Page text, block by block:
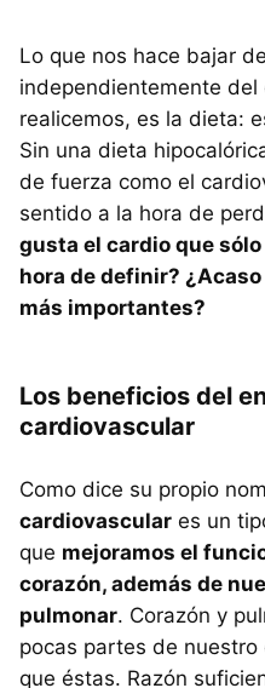
Lo que nos hace bajar
independientemente del
realicemos, es la dieta:
Sin una dieta
de fuerza como el
sentido a la hora de
gusta el cardio que
hora de definir?
más importantes?
Los beneficios del
cardiovascular
Como dice su propio
cardiovascular es un
que mejoramos el
corazón, además de
pulmonar. Corazón y
pocas partes de
que éstas. Razón